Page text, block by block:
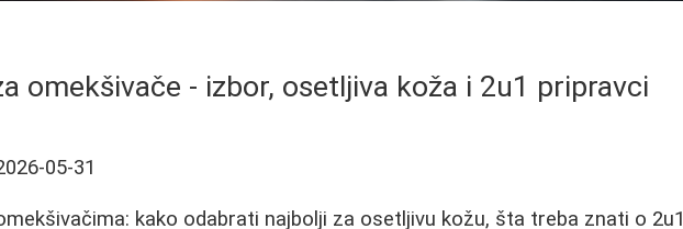
omekšivače - izbor, osetljiva koža i 2u1 pripravci
05-31
kako odabrati najbolji za osetljivu kožu, šta treba znati o 2u1